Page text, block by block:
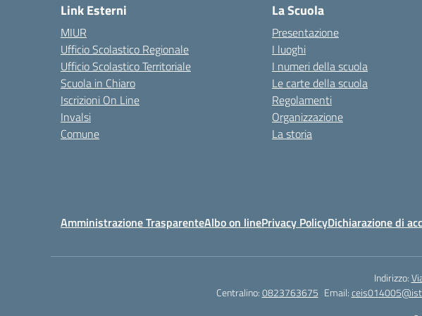
Link Esterni
MIUR
Ufficio Scolastico Regionale
Ufficio Scolastico Territoriale
Scuola in Chiaro
Iscrizioni On Line
Invalsi
Comune
La Scuola
Presentazione
I luoghi
I numeri della scuola
Le carte della scuola
Regolamenti
Organizzazione
La storia
Amministrazione TrasparenteAlbo on linePrivacy PolicyDichiarazione di
Indirizzo:
Centralino:0823763675 Email: